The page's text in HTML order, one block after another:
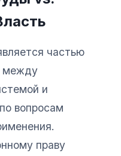
частью
между
и
вопросам
праву